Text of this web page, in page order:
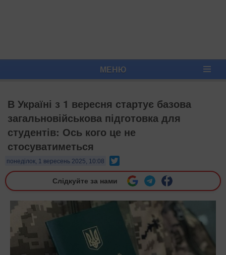
МЕНЮ
В Україні з 1 вересня стартує базова
загальновійськова підготовка для
студентів: Ось кого це не
стосуватиметься
понеділок, 1 вересень 2025, 10:08
Слідкуйте за нами